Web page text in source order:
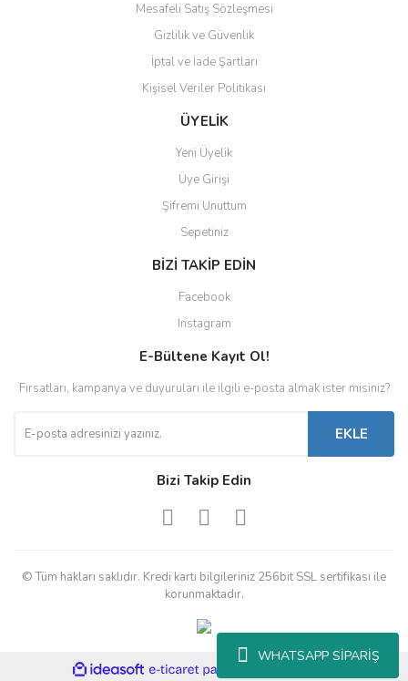
WHATSAPP SİPARİŞ
Mesafeli Satış Sözleşmesi
Gizlilik ve Güvenlik
İptal ve İade Şartları
Kişisel Veriler Politikası
ÜYELİK
Yeni Üyelik
Üye Girişi
Şifremi Unuttum
Sepetiniz
BİZİ TAKİP EDİN
Facebook
Instagram
E-Bültene Kayıt Ol!
Fırsatları, kampanya ve duyuruları ile ilgili e-posta almak ister misiniz?
EKLE
Bizi Takip Edin
© Tüm hakları saklıdır. Kredi kartı bilgileriniz 256bit SSL sertifikası ile
korunmaktadır.
ideasoft